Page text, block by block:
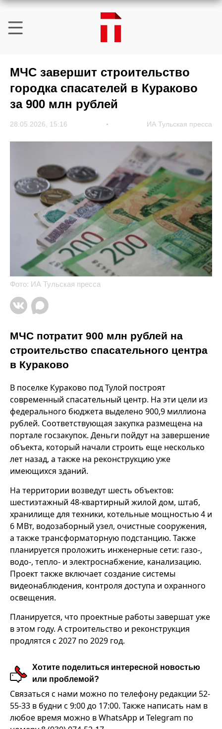
МЧС завершит строительство
городка спасателей в Кураково
за 900 млн рублей
28.05.2026, 15:16 ИА Тульская пресса
Фото: ИА Тульская пресса
МЧС потратит 900 млн рублей на
строительство спасательного центра
в Кураково
В поселке Кураково под Тулой построят
современный спасательный центр. На эти цели из
федерального бюджета выделено 900,9 миллиона
рублей. Соответствующая закупка размещена на
портале госзакупок. Деньги пойдут на завершение
объекта, который начали строить еще несколько
лет назад, а также на реконструкцию уже
имеющихся зданий.
На территории возведут шесть объектов:
шестиэтажный 48-квартирный жилой дом, штаб,
хранилище для техники, котельные мощностью 4 и
6 МВт, водозаборный узел, очистные сооружения,
а также трансформаторную подстанцию. Также
планируется проложить инженерные сети: газо-,
водо-, тепло- и электроснабжение, канализацию.
Проект также включает создание системы
видеонаблюдения, контроля доступа и охранного
освещения.
Планируется, что проектные работы завершат уже
в этом году. А строительство и реконструкция
продлятся с 2027 по 2029 год.
Хотите поделиться интересной новостью
или проблемой?
Связаться с нами можно по телефону редакции 52-
55-33 в будни с 9:00 до 17:00. Также написать нам в
любое время можно в WhatsApp и Telegram по